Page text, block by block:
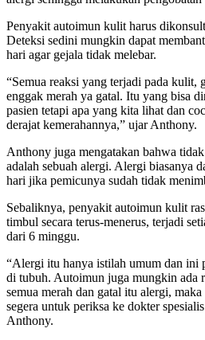
Penyakit autoimun kulit harus
Deteksi sedini mungkin dapat
hari agar gejala tidak melebar.
“Semua reaksi yang terjadi pada kulit,
enggak merah ya gatal. Itu yang bisa
pasien tetapi apa yang kita lihat dan
derajat kemerahannya,” ujar Anthony.
Anthony juga mengatakan bahwa
adalah sebuah alergi. Alergi biasanya
hari jika pemicunya sudah tidak
Sebaliknya, penyakit autoimun kulit
timbul secara terus-menerus, terjadi
dari 6 minggu.
“Alergi itu hanya istilah umum dan ini
di tubuh. Autoimun juga mungkin ada
semua merah dan gatal itu alergi,
segera untuk periksa ke dokter
Anthony.